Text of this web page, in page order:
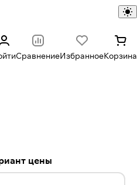
СравнениеИзбранноеКорзина
цены